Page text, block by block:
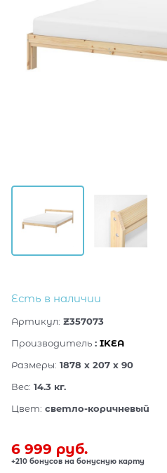
Есть в наличии
Артикул: Z357073
Производитель : IKEA
Размеры: 1878 x 207 x 90
Вес: 14.3 кг.
Цвет: светло-коричневый
6 999 руб.
+210 бонусов на бонусную карту